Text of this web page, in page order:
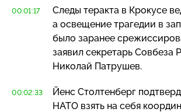
00:01:17
Следы теракта в Крокусе
а освещение трагедии в
было заранее
заявил секретарь Совбеза
Николай Патрушев.
00:02:33
Йенс Столтенберг
НАТО взять на себя